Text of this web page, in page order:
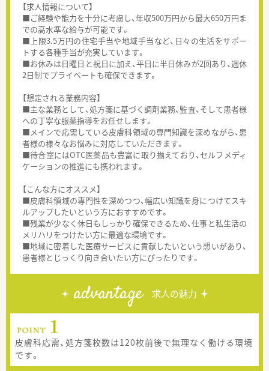
【求人情報について】
■ご経験や能力を十分に考慮し、年収500万円から最大650万円ま
での高水準な給与が可能です。
■上限3.5万円の住宅手当や地域手当など、日々の生活をサポー
トする各種手当が充実しています。
■お休みは日曜日と祝日に加え、平日に半日休みが2回あり、週休
2日制でプライベートも確保できます。
【想定される業務内容】
■主な業務として、処方箋に基づく調剤業務、監査、そして患者様
への丁寧な服薬指導をお任せします。
■メインで応需している皮膚科領域の専門知識を深めながら、患
者様の様々なお悩みに対応していただきます。
■待合室にはOTC医薬品も豊富に取り揃えており、セルフメディ
ケーションの推進にも携われます。
【こんな方にオススメ】
■皮膚科領域の専門性を深めつつ、幅広い知識を身につけてスキ
ルアップしたいという方におすすめです。
■残業が少なく休日もしっかり確保できるため、仕事と私生活の
メリハリをつけたい方に最適な環境です。
■地域に密着した医療サービスに貢献したいという想いがあり、
患者様とじっくり向き合いたい方にぴったりです。
advantage 求人の魅力
皮膚科応需、処方箋枚数は120枚前後で無理なく働ける環境
です。